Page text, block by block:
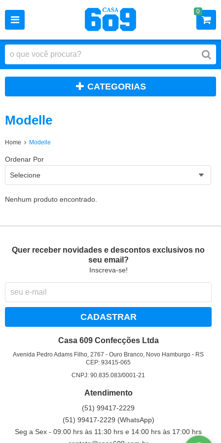
0
CATEGORIAS
Modelle
Home Modelle
Ordenar Por
Selecione
Nenhum produto encontrado.
Quer receber novidades e descontos exclusivos no
seu email?
Inscreva-se!
CADASTRAR
Casa 609 Confecções Ltda
Avenida Pedro Adams Filho, 2767 -Ouro Branco, Novo Hamburgo - RS
CEP: 93415-065
CNPJ: 90.835.083/0001-21
Atendimento
(51) 99417-2229
(51) 99417-2229 (WhatsApp)
Seg a Sex - 09:00 hrs às 11:30 hrs e 14:00 hrs às 17:00 hrs